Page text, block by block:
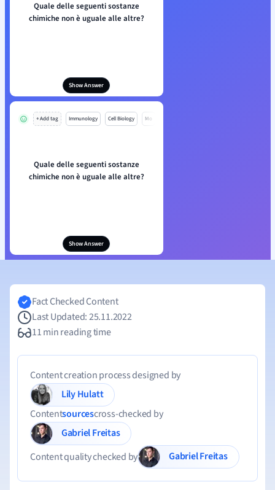
Quale delle seguenti sostanze
chimiche non è uguale alle altre?
Show Answer
+ Add tag Immunology Cell Biology Mo
Quale delle seguenti sostanze
chimiche non è uguale alle altre?
Show Answer
Fact Checked Content
Last Updated: 25.11.2022
11 min reading time
Content creation process designed by
Lily Hulatt
Contentsourcescross-checked by
Gabriel Freitas
Content quality checked by
Gabriel Freitas